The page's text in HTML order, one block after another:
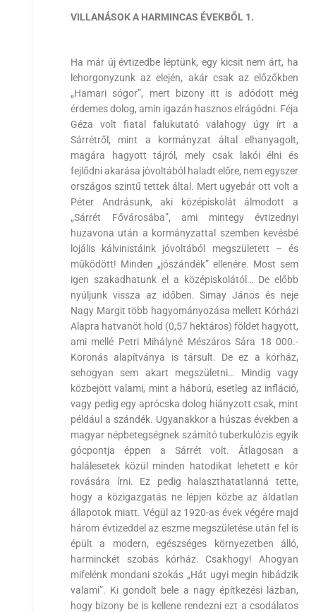
VILLANÁSOK A HARMINCAS ÉVEKBŐL 1.
Ha már új évtizedbe léptünk, egy kicsit nem árt, ha
lehorgonyzunk az elején, akár csak az előzőkben
„Hamari sógor”, mert bizony itt is adódott még
érdemes dolog, amin igazán hasznos elrágódni. Féja
Géza volt fiatal falukutató valahogy úgy írt a
Sárrétről, mint a kormányzat által elhanyagolt,
magára hagyott tájról, mely csak lakói élni és
fejlődni akarása jóvoltából haladt előre, nem egyszer
országos szintű tettek által. Mert ugyebár ott volt a
Péter Andrásunk, aki középiskolát álmodott a
„Sárrét Fővárosába”, ami mintegy évtizednyi
huzavona után a kormányzattal szemben kevésbé
lojális kálvinistáink jóvoltából megszületett – és
működött! Minden „jószándék” ellenére. Most sem
igen szakadhatunk el a középiskolától… De előbb
nyúljunk vissza az időben. Simay János és neje
Nagy Margit több hagyományozása mellett Kórházi
Alapra hatvanöt hold (0,57 hektáros) földet hagyott,
ami mellé Petri Mihályné Mészáros Sára 18 000.-
Koronás alapítványa is társult. De ez a kórház,
sehogyan sem akart megszületni… Mindig vagy
közbejött valami, mint a háború, esetleg az infláció,
vagy pedig egy aprócska dolog hiányzott csak, mint
például a szándék. Ugyanakkor a húszas években a
magyar népbetegségnek számító tuberkulózis egyik
gócpontja éppen a Sárrét volt. Átlagosan a
halálesetek közül minden hatodikat lehetett e kór
rovására írni. Ez pedig halaszthatatlanná tette,
hogy a közigazgatás ne lépjen közbe az áldatlan
állapotok miatt. Végül az 1920-as évek végére majd
három évtizeddel az eszme megszületése után fel is
épült a modern, egészséges környezetben álló,
harminckét szobás kórház. Csakhogy! Ahogyan
mifelénk mondani szokás „Hát ugyi megin hibádzik
valami”. Ki gondolt bele a nagy építkezési lázban,
hogy bizony be is kellene rendezni ezt a csodálatos